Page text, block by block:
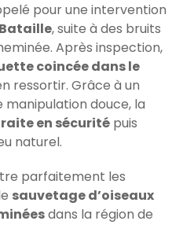
pour une intervention
, suite à des bruits
Après inspection,
coincée dans le
ressortir. Grâce à un
douce, la
en sécurité puis
naturel.
parfaitement les
sauvetage d’oiseaux
dans la région de